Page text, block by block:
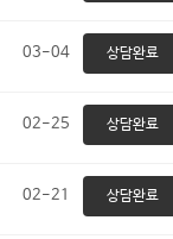
03-04 상담완료
02-25 상담완료
02-21 상담완료